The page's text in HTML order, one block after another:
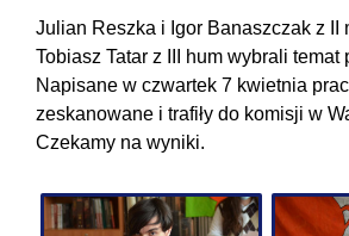
Julian Reszka i Igor Banaszczak z II
Tobiasz Tatar z III hum wybrali temat
Napisane w czwartek 7 kwietnia
zeskanowane i trafiły do komisji w
Czekamy na wyniki.